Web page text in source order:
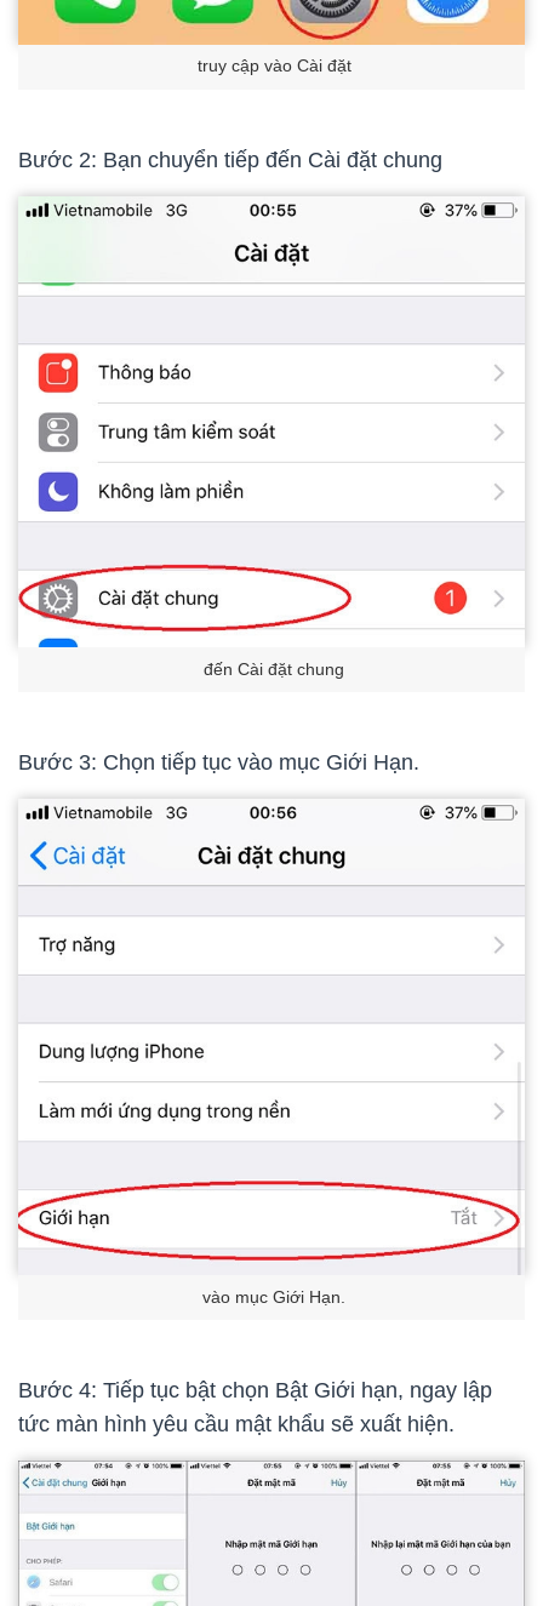
truy cập vào Cài đặt
Bước 2: Bạn chuyển tiếp đến Cài đặt chung
đến Cài đặt chung
Bước 3: Chọn tiếp tục vào mục Giới Hạn.
vào mục Giới Hạn.
Bước 4: Tiếp tục bật chọn Bật Giới hạn, ngay lập
tức màn hình yêu cầu mật khẩu sẽ xuất hiện.